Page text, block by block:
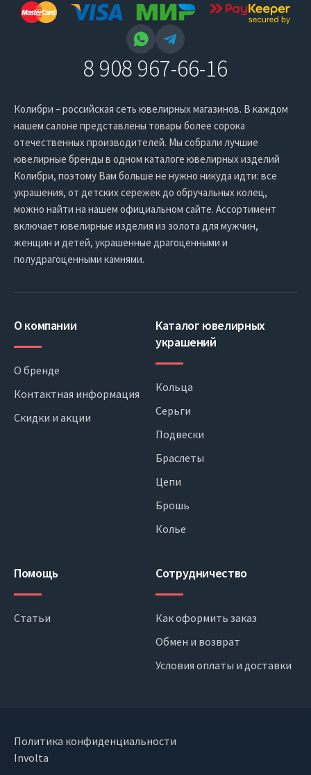
8 908 967-66-16
Колибри – российская сеть ювелирных магазинов. В каждом
нашем салоне представлены товары более сорока
отечественных производителей. Мы собрали лучшие
ювелирные бренды в одном каталоге ювелирных изделий
Колибри, поэтому Вам больше не нужно никуда идти: все
украшения, от детских сережек до обручальных колец,
можно найти на нашем официальном сайте. Ассортимент
включает ювелирные изделия из золота для мужчин,
женщин и детей, украшенные драгоценными и
полудрагоценными камнями.
О компании
О бренде
Контактная информация
Скидки и акции
Каталог ювелирных
украшений
Кольца
Серьги
Подвески
Браслеты
Цепи
Брошь
Колье
Помощь
Статьи
Сотрудничество
Как оформить заказ
Обмен и возврат
Условия оплаты и доставки
Политика конфиденциальности
Involta